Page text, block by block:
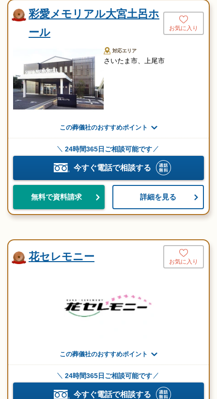
彩愛メモリアル大宮土呂ホ
ール
お気に入り
対応エリア
さいたま市、上尾市
この葬儀社のおすすめポイント
24時間365日ご相談可能です
今すぐ電話で相談する
無料で資料請求 詳細を見る
花セレモニー お気に入り
この葬儀社のおすすめポイント
24時間365日ご相談可能です
今すぐ電話で相談する